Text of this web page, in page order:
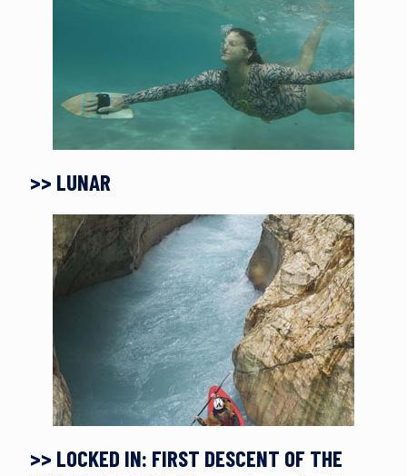
>> LUNAR
>> LOCKED IN: FIRST DESCENT OF THE